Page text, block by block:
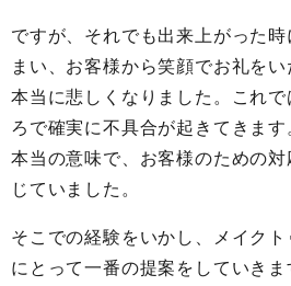
ですが、それでも出来上がった
まい、お客様から笑顔でお礼をい
本当に悲しくなりました。これ
ろで確実に不具合が起きてきます
本当の意味で、お客様のための
じていました。
そこでの経験をいかし、メイク
にとって一番の提案をしていきま